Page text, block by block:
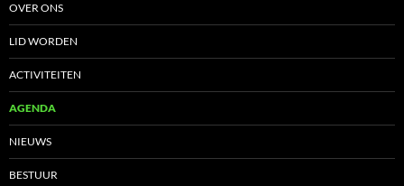
OVER ONS
LID WORDEN
ACTIVITEITEN
AGENDA
NIEUWS
BESTUUR